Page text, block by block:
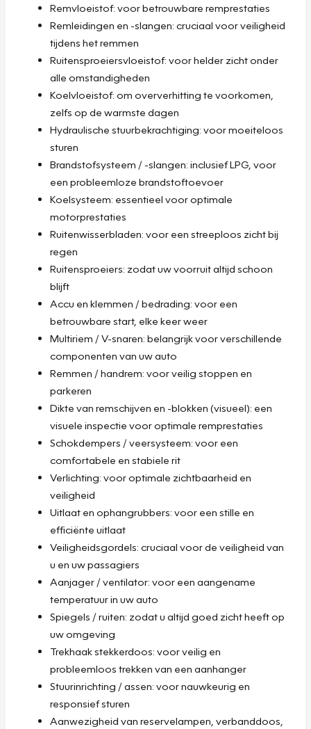
Remvloeistof: voor betrouwbare remprestaties
Remleidingen en -slangen: cruciaal voor veiligheid
tijdens het remmen
Ruitensproeiersvloeistof: voor helder zicht onder
alle omstandigheden
Koelvloeistof: om oververhitting te voorkomen,
zelfs op de warmste dagen
Hydraulische stuurbekrachtiging: voor moeiteloos
sturen
Brandstofsysteem / -slangen: inclusief LPG, voor
een probleemloze brandstoftoevoer
Koelsysteem: essentieel voor optimale
motorprestaties
Ruitenwisserbladen: voor een streeploos zicht bij
regen
Ruitensproeiers: zodat uw voorruit altijd schoon
blijft
Accu en klemmen / bedrading: voor een
betrouwbare start, elke keer weer
Multiriem / V-snaren: belangrijk voor verschillende
componenten van uw auto
Remmen / handrem: voor veilig stoppen en
parkeren
Dikte van remschijven en -blokken (visueel): een
visuele inspectie voor optimale remprestaties
Schokdempers / veersysteem: voor een
comfortabele en stabiele rit
Verlichting: voor optimale zichtbaarheid en
veiligheid
Uitlaat en ophangrubbers: voor een stille en
efficiënte uitlaat
Veiligheidsgordels: cruciaal voor de veiligheid van
u en uw passagiers
Aanjager / ventilator: voor een aangename
temperatuur in uw auto
Spiegels / ruiten: zodat u altijd goed zicht heeft op
uw omgeving
Trekhaak stekkerdoos: voor veilig en
probleemloos trekken van een aanhanger
Stuurinrichting / assen: voor nauwkeurig en
responsief sturen
Aanwezigheid van reservelampen, verbanddoos,